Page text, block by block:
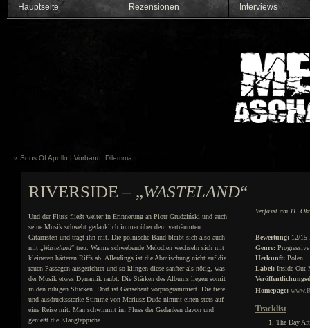
Hauptseite Rezensionen Interviews
« Sons Of Apollo | Vorband: Dilemma
RIVERSIDE – „WASTELAND“
Verfasst am 11.
Und der Fluss fließt weiter in Erinnerung an Piotr Grudziński und auch
seine Musik schwebt gedanklich immer über dem verträumten
Gitarristen und trägt ihn mit. Die polnische Band bleibt sich also auch
mit „ Wasteland“ treu. Warme schwebende Melodien wechseln sich mit
kleineren härteren Riffs ab. Allerdings ist die Abmischung nicht auf die
rauen Passagen ausgerichtet und so klingen diese sanfter als nötig, was
der Musik etwas Dynamik raubt. Die Stärken des Albums liegen somit
in den ruhigen Stücken. Dort ist Gänsehaut vorprogrammiert. Die tiefe
und ausdrucksstarke Stimme von Mariusz Duda nimmt einen stets auf
eine Reise mit. Man schwimmt im Fluss der Gedanken davon und
genießt die Klangteppiche.
Bewertung:12/15
Genre:
Herkunft:Polen
Label:Inside Out
Homepage:
Tracklist
The Day